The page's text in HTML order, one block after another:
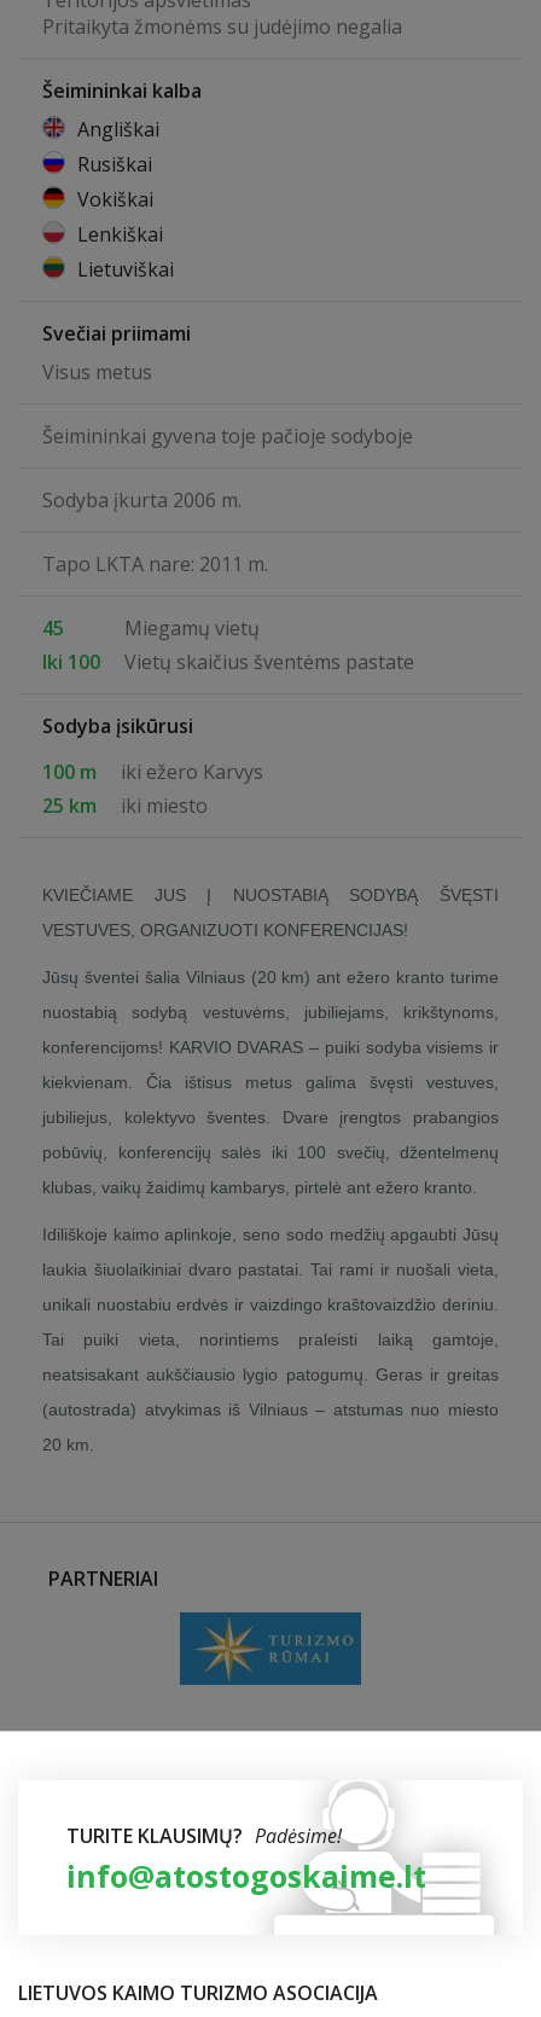
Pritaikyta žmonėms su judėjimo negalia
Šeimininkai kalba
Angliškai
Rusiškai
Vokiškai
Lenkiškai
Lietuviškai
Svečiai priimami
Visus metus
Šeimininkai gyvena toje pačioje sodyboje
Sodyba įkurta 2006 m.
Tapo LKTA nare: 2011 m.
45
Miegamų vietų
Iki 100
Vietų skaičius šventėms pastate
Sodyba įsikūrusi
100 m
iki ežero Karvys
25 km
iki miesto
KVIEČIAME JUS Į NUOSTABIĄ SODYBĄ ŠVĘSTI
VESTUVES, ORGANIZUOTI KONFERENCIJAS!
Jūsų šventei šalia Vilniaus (20 km) ant ežero kranto turime
nuostabią sodybą vestuvėms, jubiliejams, krikštynoms,
konferencijoms! KARVIO DVARAS – puiki sodyba visiems ir
kiekvienam. Čia ištisus metus galima švęsti vestuves,
jubiliejus, kolektyvo šventes. Dvare įrengtos prabangios
pobūvių, konferencijų salės iki 100 svečių, džentelmenų
klubas, vaikų žaidimų kambarys, pirtelė ant ežero kranto.
Idiliškoje kaimo aplinkoje, seno sodo medžių apgaubti Jūsų
laukia šiuolaikiniai dvaro pastatai. Tai rami ir nuošali vieta,
unikali nuostabiu erdvės ir vaizdingo kraštovaizdžio deriniu.
Tai puiki vieta, norintiems praleisti laiką gamtoje,
neatsisakant aukščiausio lygio patogumų. Geras ir greitas
(autostrada) atvykimas iš Vilniaus – atstumas nuo miesto
20 km.
PARTNERIAI
TURITE KLAUSIMŲ? Padėsime!
info@atostogoskaime.lt
LIETUVOS KAIMO TURIZMO ASOCIACIJA